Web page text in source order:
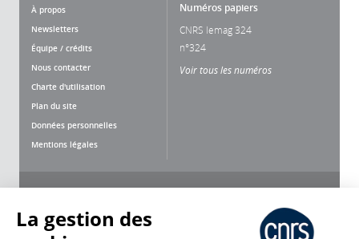
À propos
Newsletters
Équipe / crédits
Nous contacter
Charte d'utilisation
Plan du site
Données personnelles
Mentions légales
Numéros papiers
CNRS lemag 324
n°324
Voir tous les numéros
La gestion des